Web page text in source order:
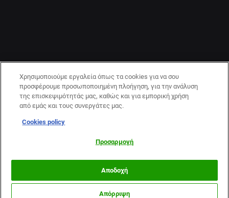
ΣΥΜΒΟΥΛΕΥΤΙΚΗΣ:1114
Χρησιμοποιούμε εργαλεία όπως τα cookies για να σου
προσφέρουμε προσωποποιημένη πλοήγηση, για την ανάλυση
της επισκεψιμότητάς μας, καθώς και για εμπορική χρήση
από εμάς και τους συνεργάτες μας.
Cookies policy
Προσαρμογή
Απόρριψη
Αποδοχή